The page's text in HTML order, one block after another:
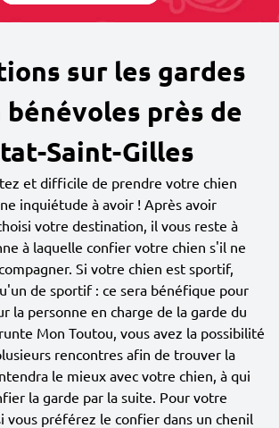
sur les gardes
bénévoles près de
Saint-Gilles
et difficile de prendre votre chien
inquiétude à avoir ! Après avoir
votre destination, il vous reste à
à laquelle confier votre chien s'il ne
Si votre chien est sportif,
de sportif : ce sera bénéfique pour
la personne en charge de la garde du
Mon Toutou, vous avez la possibilité
rencontres afin de trouver la
le mieux avec votre chien, à qui
la garde par la suite. Pour votre
vous préférez le confier dans un chenil